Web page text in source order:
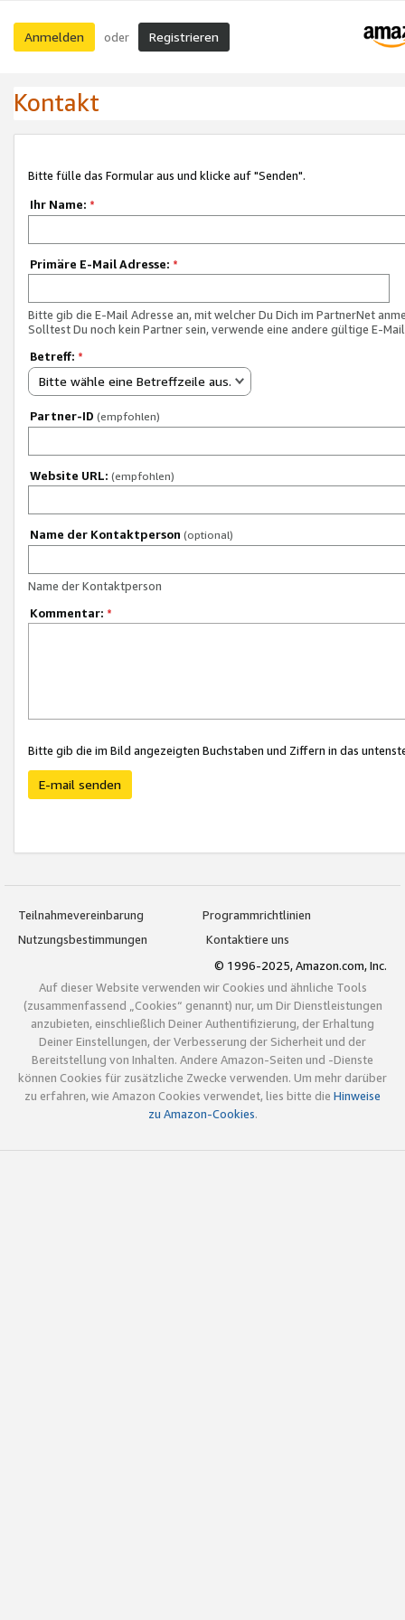
Anmelden oder Registrieren
Kontakt
Bitte fülle das Formular aus und klicke auf "Senden".
Ihr Name: *
Primäre E-Mail Adresse: *
Bitte gib die E-Mail Adresse an, mit welcher Du Dich im PartnerNet
Solltest Du noch kein Partner sein, verwende eine andere gültige E-
Betreff: *
Bitte wähle eine Betreffzeile aus.
Partner-ID (empfohlen)
Website URL: (empfohlen)
Name der Kontaktperson (optional)
Name der Kontaktperson
Kommentar: *
Bitte gib die im Bild angezeigten Buchstaben und Ziffern in das
E-mail senden
Teilnahmevereinbarung
Programmrichtlinien
Nutzungsbestimmungen
Kontaktiere uns
© 1996-2025, Amazon.com, Inc.
Auf dieser Website verwenden wir Cookies und ähnliche Tools
(zusammenfassend „Cookies“ genannt) nur, um Dir Dienstleistungen
anzubieten, einschließlich Deiner Authentifizierung, der Erhaltung
Deiner Einstellungen, der Verbesserung der Sicherheit und der
Bereitstellung von Inhalten. Andere Amazon-Seiten und -Dienste
können Cookies für zusätzliche Zwecke verwenden. Um mehr darüber
zu erfahren, wie Amazon Cookies verwendet, lies bitte die Hinweise
zu Amazon-Cookies.